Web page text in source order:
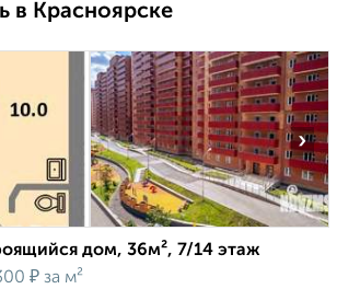
в Красноярске
›
дом, 36м², 7/14 этаж
₽ за м²